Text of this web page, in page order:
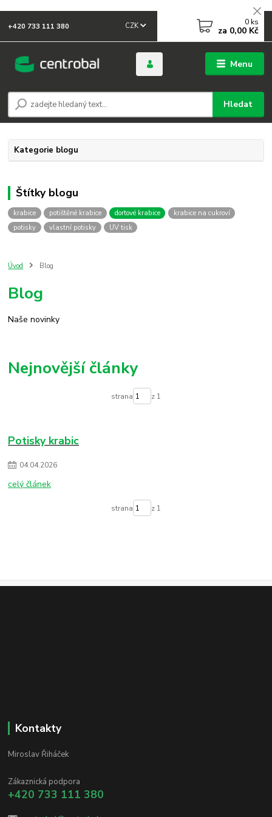
Menu
CZK
Hledat
+420 733 111 380 0 ks
za 0,00 Kč
Kategorie blogu
Štítky blogu
krabice potištěné krabice dortové krabice
krabice na cukroví
potisky
vlastní potisky UV tisk
Úvod Blog
Blog
Naše novinky
Nejnovější články
strana z 1
Potisky krabic
04.04.2026
celý článek
strana z 1
Kontakty
Miroslav Řiháček
Zákaznická podpora
+420 733 111 380